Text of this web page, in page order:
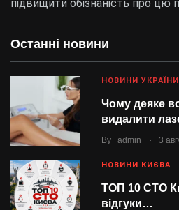
Останні новини
НОВИНИ УКРАЇНИ
Чому деяке
видалити
By admin . 3
НОВИНИ КИЄВА
ТОП 10 СТО
відгуки…
підвищити обізнаність про цю